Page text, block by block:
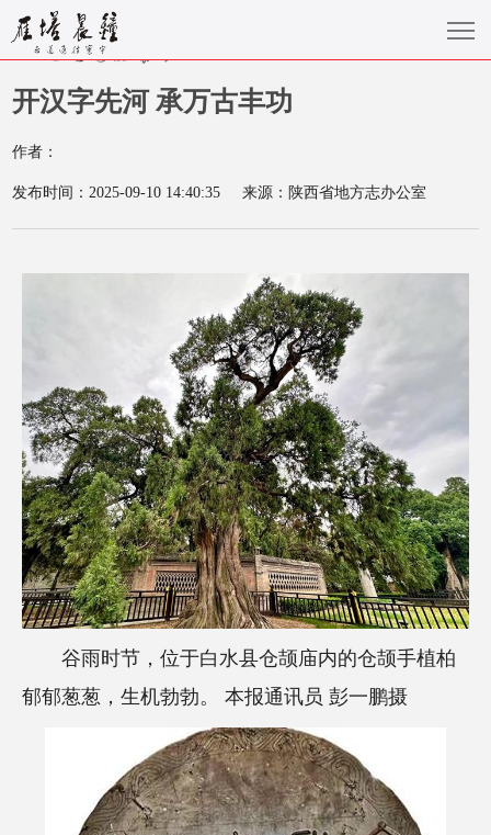
开汉字先河 承万古丰功
作者：
发布时间：2025-09-10 14:40:35 来源：陕西省地方志办公室
谷雨时节，位于白水县仓颉庙内的仓颉手植柏
郁郁葱葱，生机勃勃。 本报通讯员 彭一鹏摄